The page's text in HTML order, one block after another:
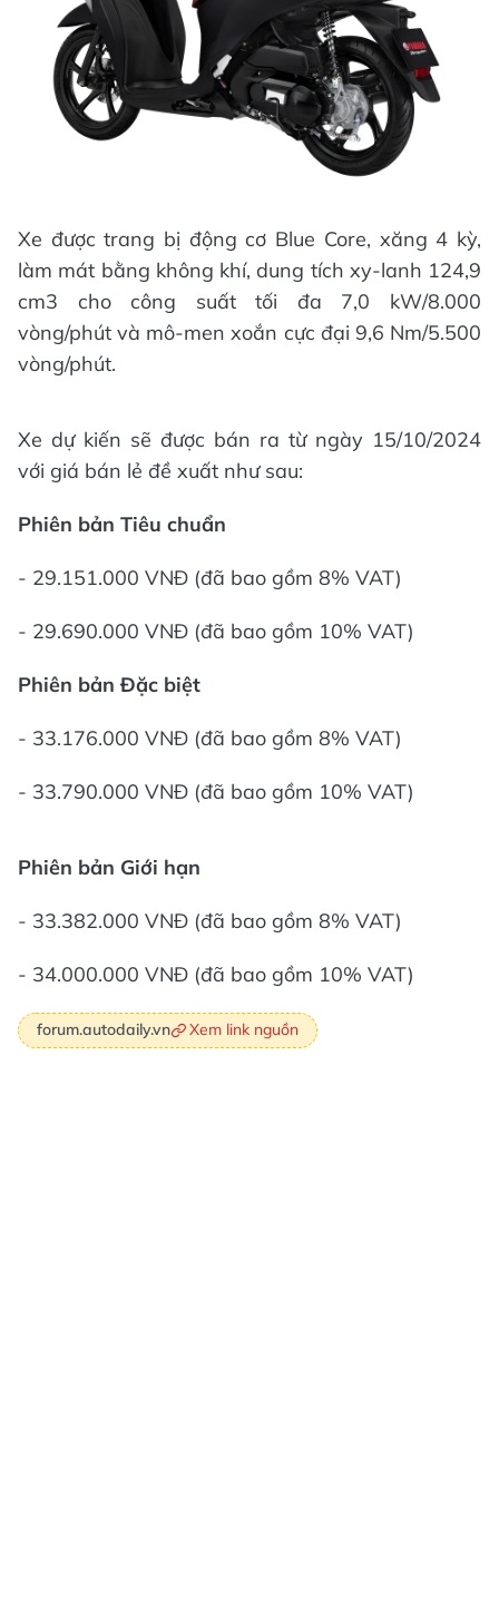
Xe được trang bị động cơ Blue Core, xăng 4 kỳ,
làm mát bằng không khí, dung tích xy-lanh 124,9
cm3 cho công suất tối đa 7,0 kW/8.000
vòng/phút và mô-men xoắn cực đại 9,6 Nm/5.500
vòng/phút.
Xe dự kiến sẽ được bán ra từ ngày 15/10/2024
với giá bán lẻ đề xuất như sau:
Phiên bản Tiêu chuẩn
- 29.151.000 VNĐ (đã bao gồm 8% VAT)
- 29.690.000 VNĐ (đã bao gồm 10% VAT)
Phiên bản Đặc biệt
- 33.176.000 VNĐ (đã bao gồm 8% VAT)
- 33.790.000 VNĐ (đã bao gồm 10% VAT)
Phiên bản Giới hạn
- 33.382.000 VNĐ (đã bao gồm 8% VAT)
- 34.000.000 VNĐ (đã bao gồm 10% VAT)
forum.autodaily.vn Xem link nguồn